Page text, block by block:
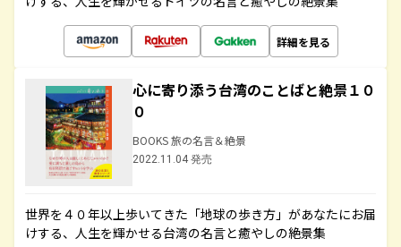
詳細を見る
心に寄り添う台湾のことばと絶景１０
０
BOOKS 旅の名言＆絶景
2022.11.04 発売
世界を４０年以上歩いてきた「地球の歩き方」があなたにお届
けする、人生を輝かせる台湾の名言と癒やしの絶景集